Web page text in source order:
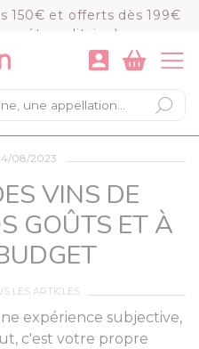
150€ et offerts dès 199€
métropolitaine)
×
COMMANDER
08/2023
VINS DE
GOÛTS ET À
LES ARTICLES
expérience subjective,
c'est votre propre